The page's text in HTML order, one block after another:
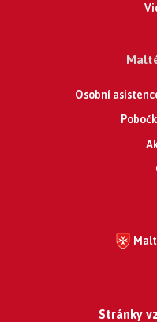
Osobní
Stránky